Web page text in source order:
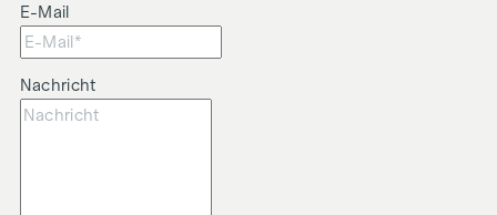
E-Mail
Nachricht